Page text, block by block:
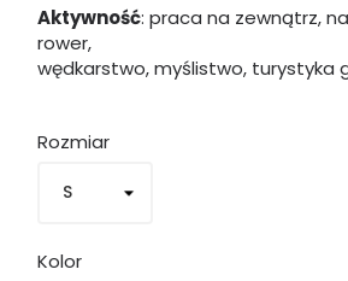
Aktywność: praca na zewnątrz,
rower,
wędkarstwo, myślistwo, turystyka
Rozmiar
Kolor